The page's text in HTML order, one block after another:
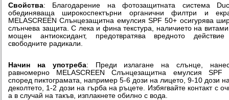
Свойства: Благодарение на фотозащитната система
обединяваща широкоспектърни органични филтри и
MELASCREEN Слънцезащитна емулсия SPF 50+ осигурява
слънчева защита. С лека и фина текстура, наличието на
мощен антиоксидант, предотвратява вредното
свободните радикали.
Начин на употреба: Преди излагане на слънце,
равномерно MELASCREEN Слънцезащитна емулсия SPF
според пиктограмата, например 5-6 дози на лицето, 9-10 дози
деколтето, 1-2 дози на гърба на ръцете. Избягвайте контакт с
а в случай на такъв, изплакнете обилно с вода.